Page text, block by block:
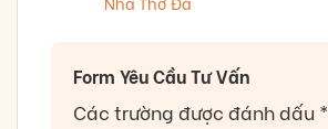
Form Yêu Cầu Tư Vấn
Các trường được đánh dấu